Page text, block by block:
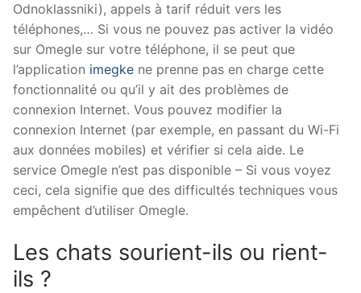
Odnoklassniki), appels à tarif réduit vers les
téléphones,… Si vous ne pouvez pas activer la vidéo
sur Omegle sur votre téléphone, il se peut que
l’application imegke ne prenne pas en charge cette
fonctionnalité ou qu’il y ait des problèmes de
connexion Internet. Vous pouvez modifier la
connexion Internet (par exemple, en passant du Wi-Fi
aux données mobiles) et vérifier si cela aide. Le
service Omegle n’est pas disponible – Si vous voyez
ceci, cela signifie que des difficultés techniques vous
empêchent d’utiliser Omegle.
Les chats sourient-ils ou rient-
ils ?